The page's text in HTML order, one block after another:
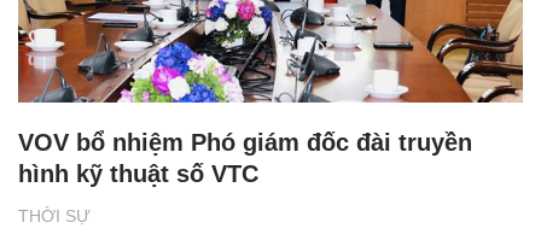
THỜI SỰ
VOV bổ nhiệm Phó giám đốc đài truyền
hình kỹ thuật số VTC